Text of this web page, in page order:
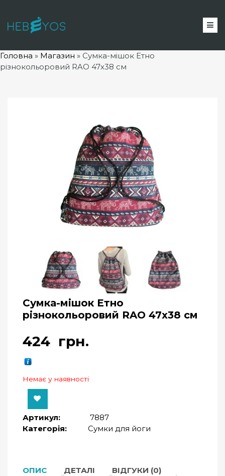
Головна » Магазин » Сумка-мішок Етно
різнокольоровий RAO 47х38 см
Сумка-мішок Етно
різнокольоровий RAO 47х38 см
424 грн.
Немає у наявності
Артикул:
7887
Категорія:
Сумки для йоги
ОПИС ДЕТАЛІ ВІДГУКИ (0)